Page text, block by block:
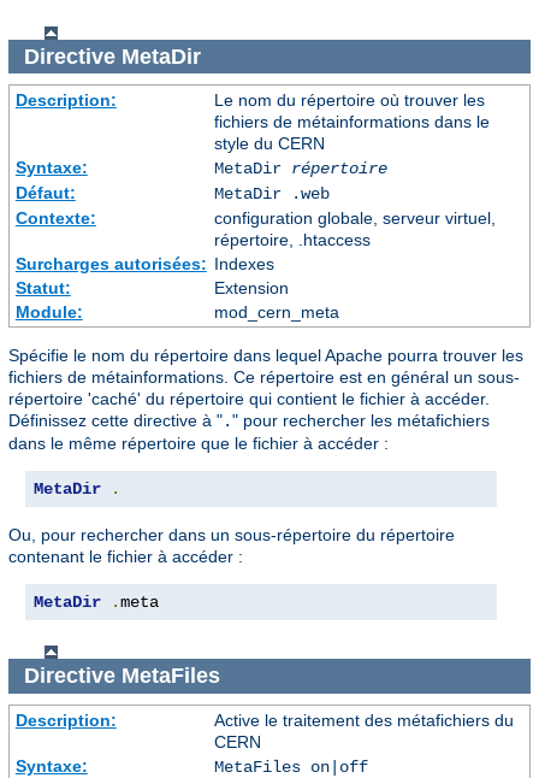
Directive MetaDir
Description:
Le nom du répertoire où trouver les
fichiers de métainformations dans le
style du CERN
Syntaxe:
MetaDir répertoire
Défaut:
MetaDir .web
Contexte:
configuration globale, serveur virtuel,
répertoire, .htaccess
Surcharges autorisées: Indexes
Statut:
Extension
Module:
mod_cern_meta
Spécifie le nom du répertoire dans lequel Apache pourra trouver les
fichiers de métainformations. Ce répertoire est en général un sous-
répertoire 'caché' du répertoire qui contient le fichier à accéder.
Définissez cette directive à "." pour rechercher les métafichiers
dans le même répertoire que le fichier à accéder :
MetaDir .
Ou, pour rechercher dans un sous-répertoire du répertoire
contenant le fichier à accéder :
MetaDir .meta
Directive MetaFiles
Description:
Active le traitement des métafichiers du
CERN
Syntaxe:
MetaFiles on|off